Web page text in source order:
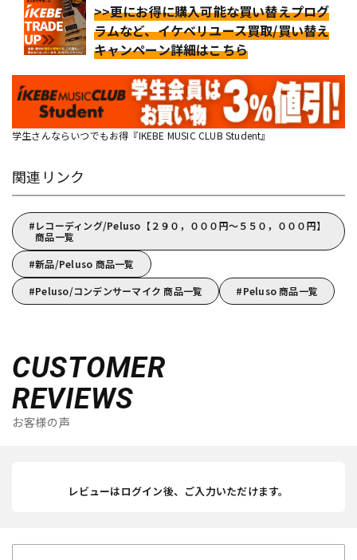
>>更にお得に購入可能な買い替えプログ
ラムなど、イケベリユース買取/買い替え
キャンペーン詳細はこちら
学生さんならいつでもお得『IKEBE MUSIC CLUB Student』
関連リンク
レコーディング/Peluso【２９０，０００円～５５０，０００円】
商品一覧
新品/Peluso 商品一覧
Peluso/コンデンサーマイク 商品一覧
Peluso 商品一覧
CUSTOMER
REVIEWS
お客様の声
レビューはログイン後、ご入力いただけます。